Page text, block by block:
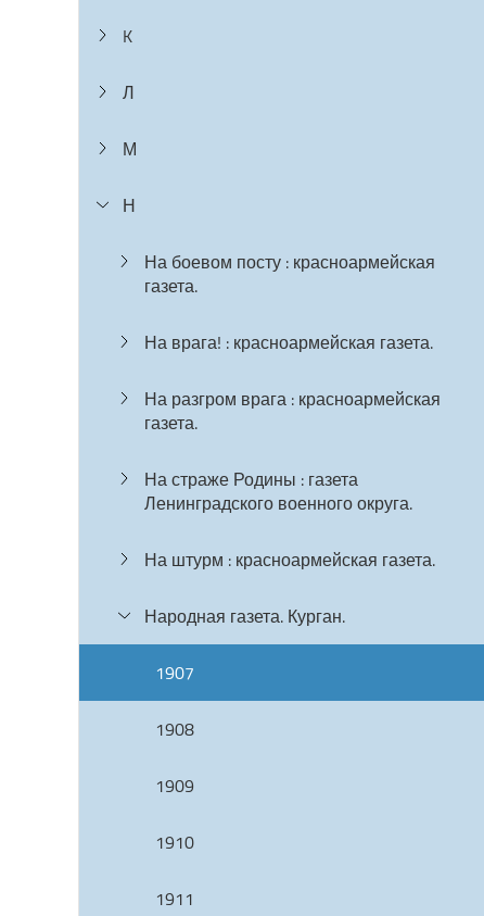
K
Л
М
Н
На боевом посту : красноармейская
газета.
На врага! : красноармейская газета.
На разгром врага : красноармейская
газета.
На страже Родины : газета
Ленинградского военного округа.
На штурм : красноармейская газета.
Народная газета. Курган.
1907
1908
1909
1910
1911